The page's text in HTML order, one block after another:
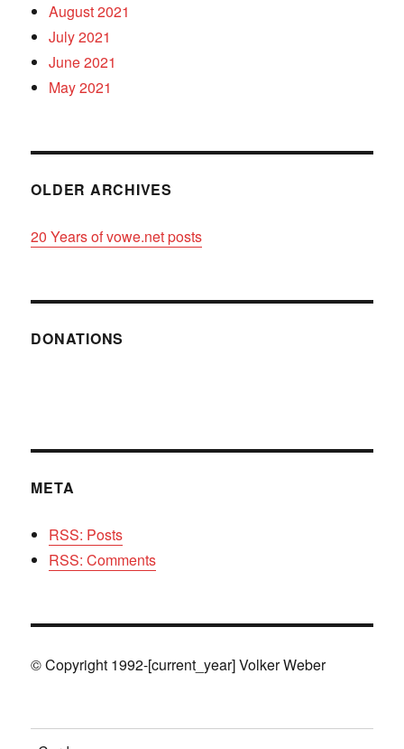
August 2021
July 2021
June 2021
May 2021
OLDER ARCHIVES
20 Years of vowe.net posts
DONATIONS
META
RSS: Posts
RSS: Comments
© Copyright 1992-[current_year] Volker Weber